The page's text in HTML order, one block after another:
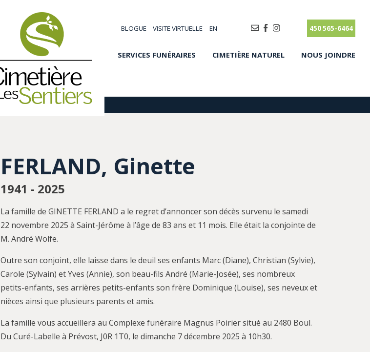
BLOGUE VISITE VIRTUELLE EN 450 565-6464
SERVICES FUNÉRAIRES CIMETIÈRE NATUREL NOUS JOINDRE
FERLAND, Ginette
1941 - 2025
La famille de GINETTE FERLAND a le regret d’annoncer son décès survenu le samedi
22 novembre 2025 à Saint-Jérôme à l’âge de 83 ans et 11 mois. Elle était la conjointe de
M. André Wolfe.
Outre son conjoint, elle laisse dans le deuil ses enfants Marc (Diane), Christian (Sylvie),
Carole (Sylvain) et Yves (Annie), son beau-fils André (Marie-Josée), ses nombreux
petits-enfants, ses arrières petits-enfants son frère Dominique (Louise), ses neveux et
nièces ainsi que plusieurs parents et amis.
La famille vous accueillera au Complexe funéraire Magnus Poirier situé au 2480 Boul.
Du Curé-Labelle à Prévost, J0R 1T0, le dimanche 7 décembre 2025 à 10h30.